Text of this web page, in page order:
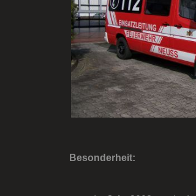
Besonderheit: